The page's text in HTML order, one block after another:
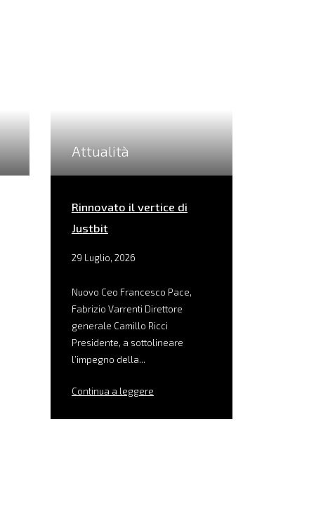
Attualità
Rinnovato il vertice di
Justbit
29 Luglio, 2026
Nuovo Ceo Francesco Pace,
Fabrizio Varrenti Direttore
generale Camillo Ricci
Presidente, a sottolineare
l’impegno della...
Continua a leggere